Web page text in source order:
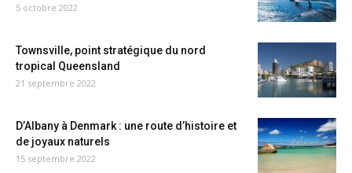
5 octobre 2022
Townsville, point stratégique du nord
tropical Queensland
21 septembre 2022
D’Albany à Denmark : une route d’histoire et
de joyaux naturels
15 septembre 2022